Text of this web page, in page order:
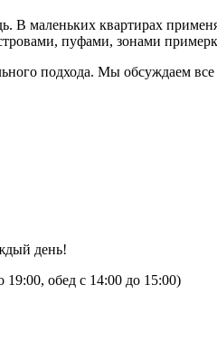
В маленьких квартирах
пуфами, зонами
подхода. Мы обсуждаем
день!
обед с 14:00 до 15:00)